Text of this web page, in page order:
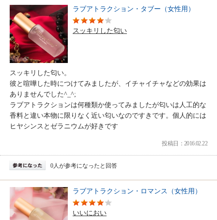
ラブアトラクション・タブー（女性用）
スッキリした匂い
スッキリした匂い。
彼と喧嘩した時につけてみましたが、イチャイチャなどの効果は
ありませんでした^_^;
ラブアトラクションは何種類か使ってみましたが匂いは人工的な
香料と違い本物に限りなく近い匂いなのですきです。個人的には
ヒヤシンスとゼラニウムが好きです
投稿日：2016.02.22
0人が参考になったと回答
ラブアトラクション・ロマンス（女性用）
いいにおい